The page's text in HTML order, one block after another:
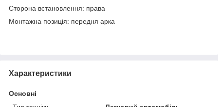
Сторона встановлення: права
Монтажна позиція: передня арка
Характеристики
Основні